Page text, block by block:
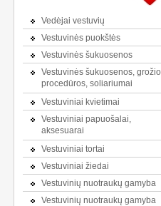
Vedėjai vestuvių
Vestuvinės puokštės
Vestuvinės šukuosenos
Vestuvinės šukuosenos, grožio
procedūros, soliariumai
Vestuviniai kvietimai
Vestuviniai papuošalai,
aksesuarai
Vestuviniai tortai
Vestuviniai žiedai
Vestuvinių nuotraukų gamyba
Vestuvinių nuotraukų gamyba